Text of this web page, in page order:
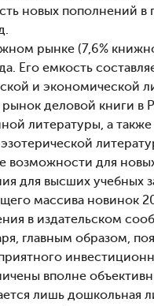
новых пополнений
рынке (7,6%
Его емкость
и экономической
деловой книги в
литературы, а
возможности для
для высших учебных
массива новинок
в издательском
главным образом,
вполне
лишь